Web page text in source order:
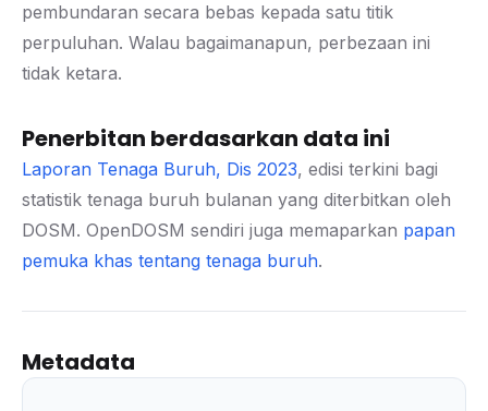
pembundaran secara bebas kepada satu titik
perpuluhan. Walau bagaimanapun, perbezaan ini
tidak ketara.
Penerbitan berdasarkan data ini
Laporan Tenaga Buruh, Dis 2023, edisi terkini bagi
statistik tenaga buruh bulanan yang diterbitkan oleh
DOSM. OpenDOSM sendiri juga memaparkan papan
pemuka khas tentang tenaga buruh.
Metadata